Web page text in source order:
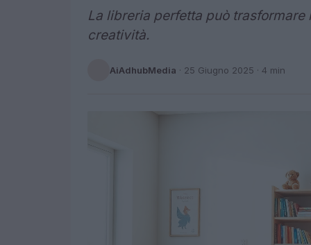
La libreria perfetta può
creatività.
AiAdhubMedia · 25 Giugno 2025 · 4 min